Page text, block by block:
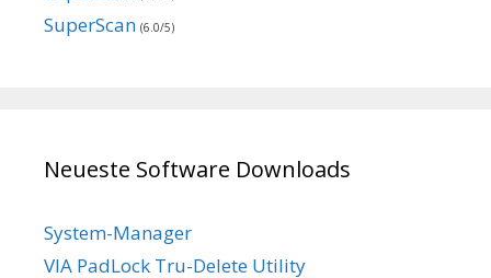
SuperScan (6.0/5)
Neueste Software Downloads
System-Manager
VIA PadLock Tru-Delete Utility